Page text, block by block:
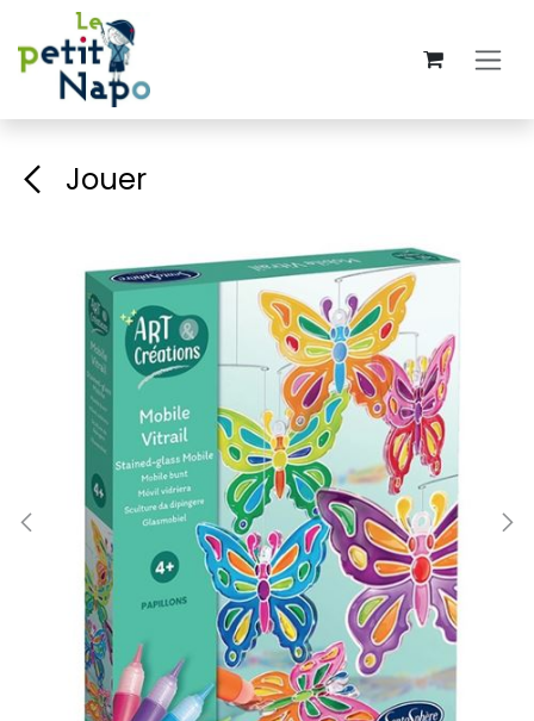
Se rendre au contenu
Jouer